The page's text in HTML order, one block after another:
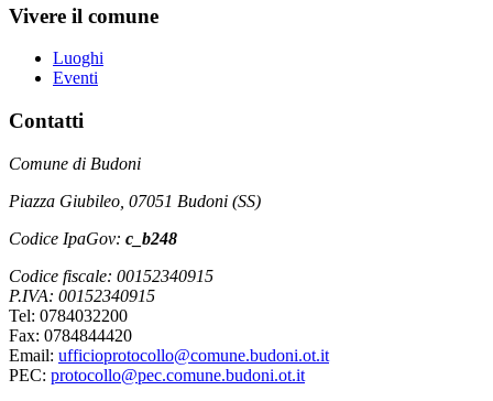
Vivere il comune
Luoghi
Eventi
Contatti
Comune di Budoni
Piazza Giubileo, 07051 Budoni (SS)
Codice IpaGov: c_b248
Codice fiscale: 00152340915
P.IVA: 00152340915
Tel: 0784032200
Fax: 0784844420
Email: ufficioprotocollo@comune.budoni.ot.it
PEC: protocollo@pec.comune.budoni.ot.it